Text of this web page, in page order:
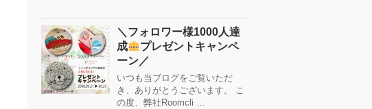
＼フォロワー様1000人達
成
プレゼントキャンペ
ーン／
いつも当ブログをご覧いただ
き、ありがとうございます。 こ
の度、弊社Roomcli …